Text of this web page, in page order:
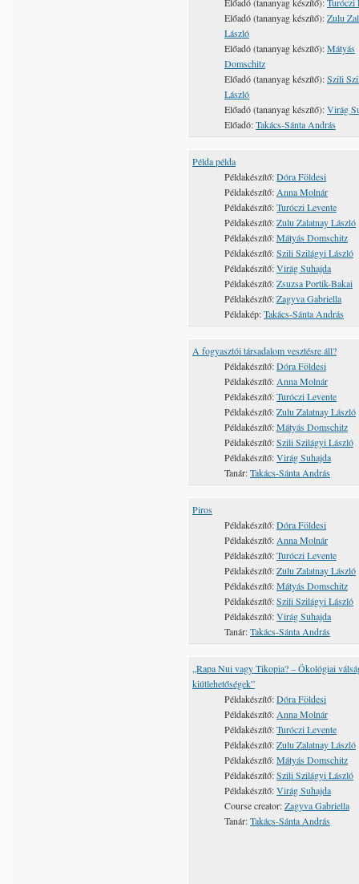
Előadó (tananyag készítő):Zulu
László
Előadó (tananyag készítő):Mátyás
Domschitz
Előadó (tananyag készítő):Szili
László
Előadó (tananyag készítő):Virág
Előadó:Takács-Sánta András
Példa példa
Példakészítő:Dóra Földesi
Példakészítő: Anna Molnár
Példakészítő:Turóczi Levente
Példakészítő:Zulu Zalatnay László
Példakészítő:Mátyás Domschitz
Példakészítő:Szili Szilágyi László
Példakészítő:Virág Suhajda
Példakészítő:Zsuzsa Portik-Bakai
Példakészítő:Zagyva Gabriella
Példakép:Takács-Sánta András
A fogyasztói társadalom vesztésre áll?
Példakészítő:Dóra Földesi
Példakészítő: Anna Molnár
Példakészítő:Turóczi Levente
Példakészítő:Zulu Zalatnay László
Példakészítő:Mátyás Domschitz
Példakészítő:Szili Szilágyi László
Példakészítő:Virág Suhajda
Tanár:Takács-Sánta András
Piros
Példakészítő:Dóra Földesi
Példakészítő: Anna Molnár
Példakészítő:Turóczi Levente
Példakészítő:Zulu Zalatnay László
Példakészítő:Mátyás Domschitz
Példakészítő:Szili Szilágyi László
Példakészítő:Virág Suhajda
Tanár:Takács-Sánta András
„Rapa Nui vagy Tikopia? – Ökológiai
kiútlehetőségek”
Példakészítő:Dóra Földesi
Példakészítő: Anna Molnár
Példakészítő:Turóczi Levente
Példakészítő:Zulu Zalatnay László
Példakészítő:Mátyás Domschitz
Példakészítő:Szili Szilágyi László
Példakészítő:Virág Suhajda
Course creator:Zagyva Gabriella
Tanár:Takács-Sánta András